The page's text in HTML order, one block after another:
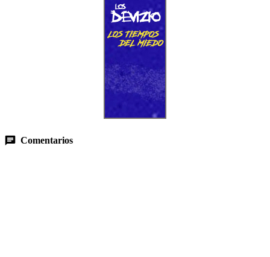
Comentarios